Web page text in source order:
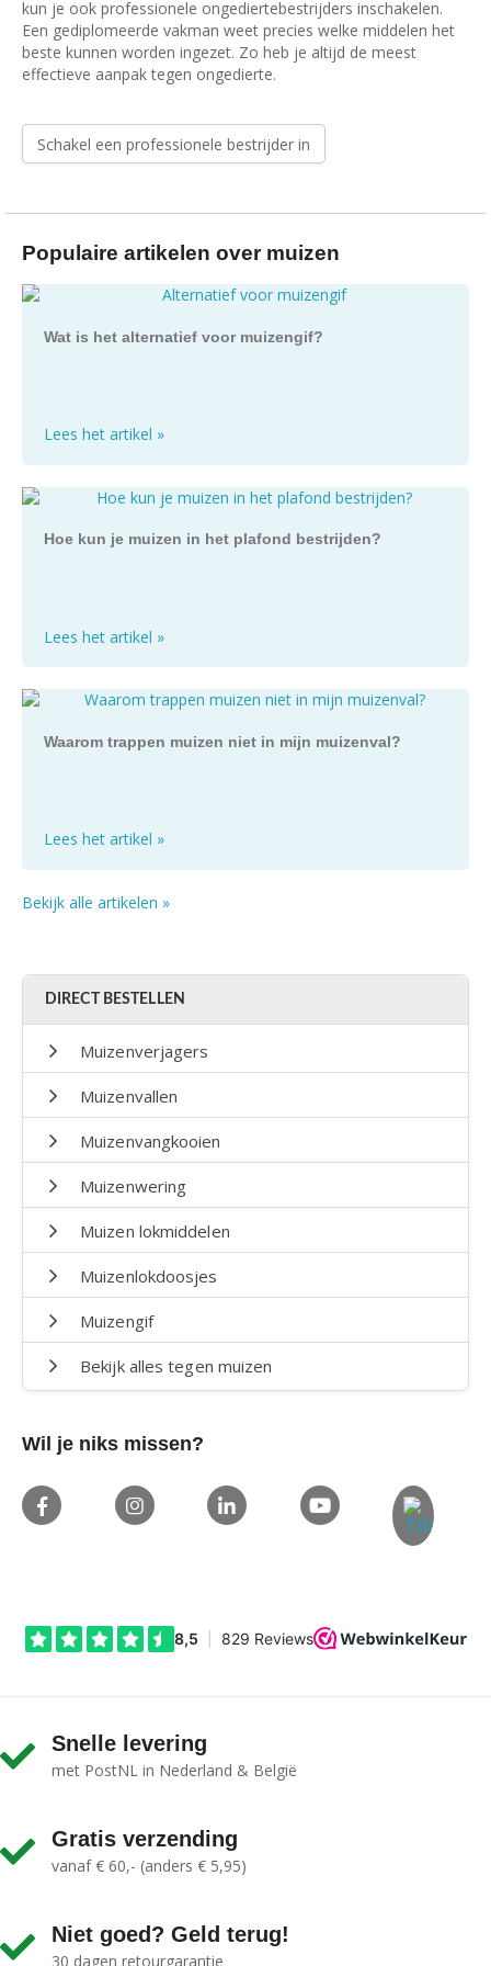
kun je ook professionele ongediertebestrijders inschakelen.
Een gediplomeerde vakman weet precies welke middelen het
beste kunnen worden ingezet. Zo heb je altijd de meest
effectieve aanpak tegen ongedierte.
Schakel een professionele bestrijder in
Populaire artikelen over muizen
Wat is het alternatief voor muizengif?
Lees het artikel »
Hoe kun je muizen in het plafond bestrijden?
Lees het artikel »
Waarom trappen muizen niet in mijn muizenval?
Lees het artikel »
Bekijk alle artikelen »
DIRECT BESTELLEN
Muizenverjagers
Muizenvallen
Muizenvangkooien
Muizenwering
Muizen lokmiddelen
Muizenlokdoosjes
Muizengif
Bekijk alles tegen muizen
Wil je niks missen?
Snelle levering
met PostNL in Nederland & België
Gratis verzending
vanaf € 60,- (anders € 5,95)
Niet goed? Geld terug!
30 dagen retourgarantie